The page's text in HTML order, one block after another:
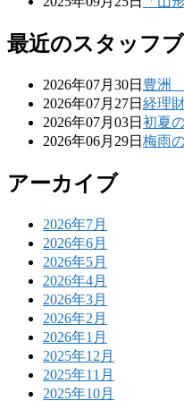
最近のスタッフ
2026年07月30日 豊洲
2026年07月27日 経理
2026年07月03日 初夏
2026年06月29日 梅雨
アーカイブ
2026年7月
2026年6月
2026年5月
2026年4月
2026年3月
2026年2月
2026年1月
2025年12月
2025年11月
2025年10月